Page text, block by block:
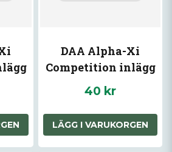
DAA Alpha-Xi
Competition inlägg
Gul
40 kr
LÄGG I VARUKORGEN